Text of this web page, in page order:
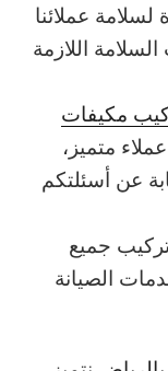
لسلامة عملائنا
اللازمة
مكيفات
متميز،
عن أسئلتكم
جميع
الصيانة